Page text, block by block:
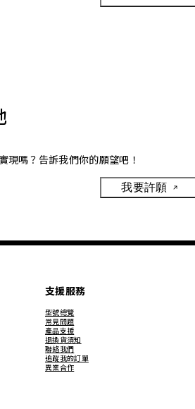
現嗎？告訴我們你的願望吧！
我要許願
支援服務
型號總覽
常見問題
產品支援
退換貨須知
聯絡我們
追蹤我的訂單
異業合作